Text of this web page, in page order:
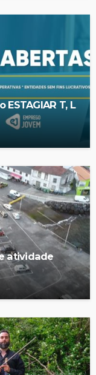
T, L
atividade